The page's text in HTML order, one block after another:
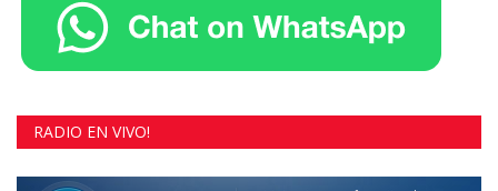
RADIO EN VIVO!